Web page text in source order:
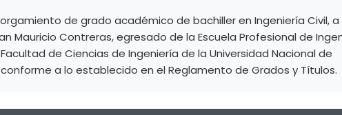
de grado académico de bachiller en Ingeniería Civil,
Mauricio Contreras, egresado de la Escuela Profesional de
de Ciencias de Ingeniería de la Universidad Nacional de
a lo establecido en el Reglamento de Grados y Títulos.